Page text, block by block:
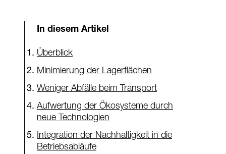
In diesem Artikel
Überblick
Minimierung der Lagerflächen
Weniger Abfälle beim Transport
Aufwertung der Ökosysteme durch
neue Technologien
Integration der Nachhaltigkeit in die
Betriebsabläufe